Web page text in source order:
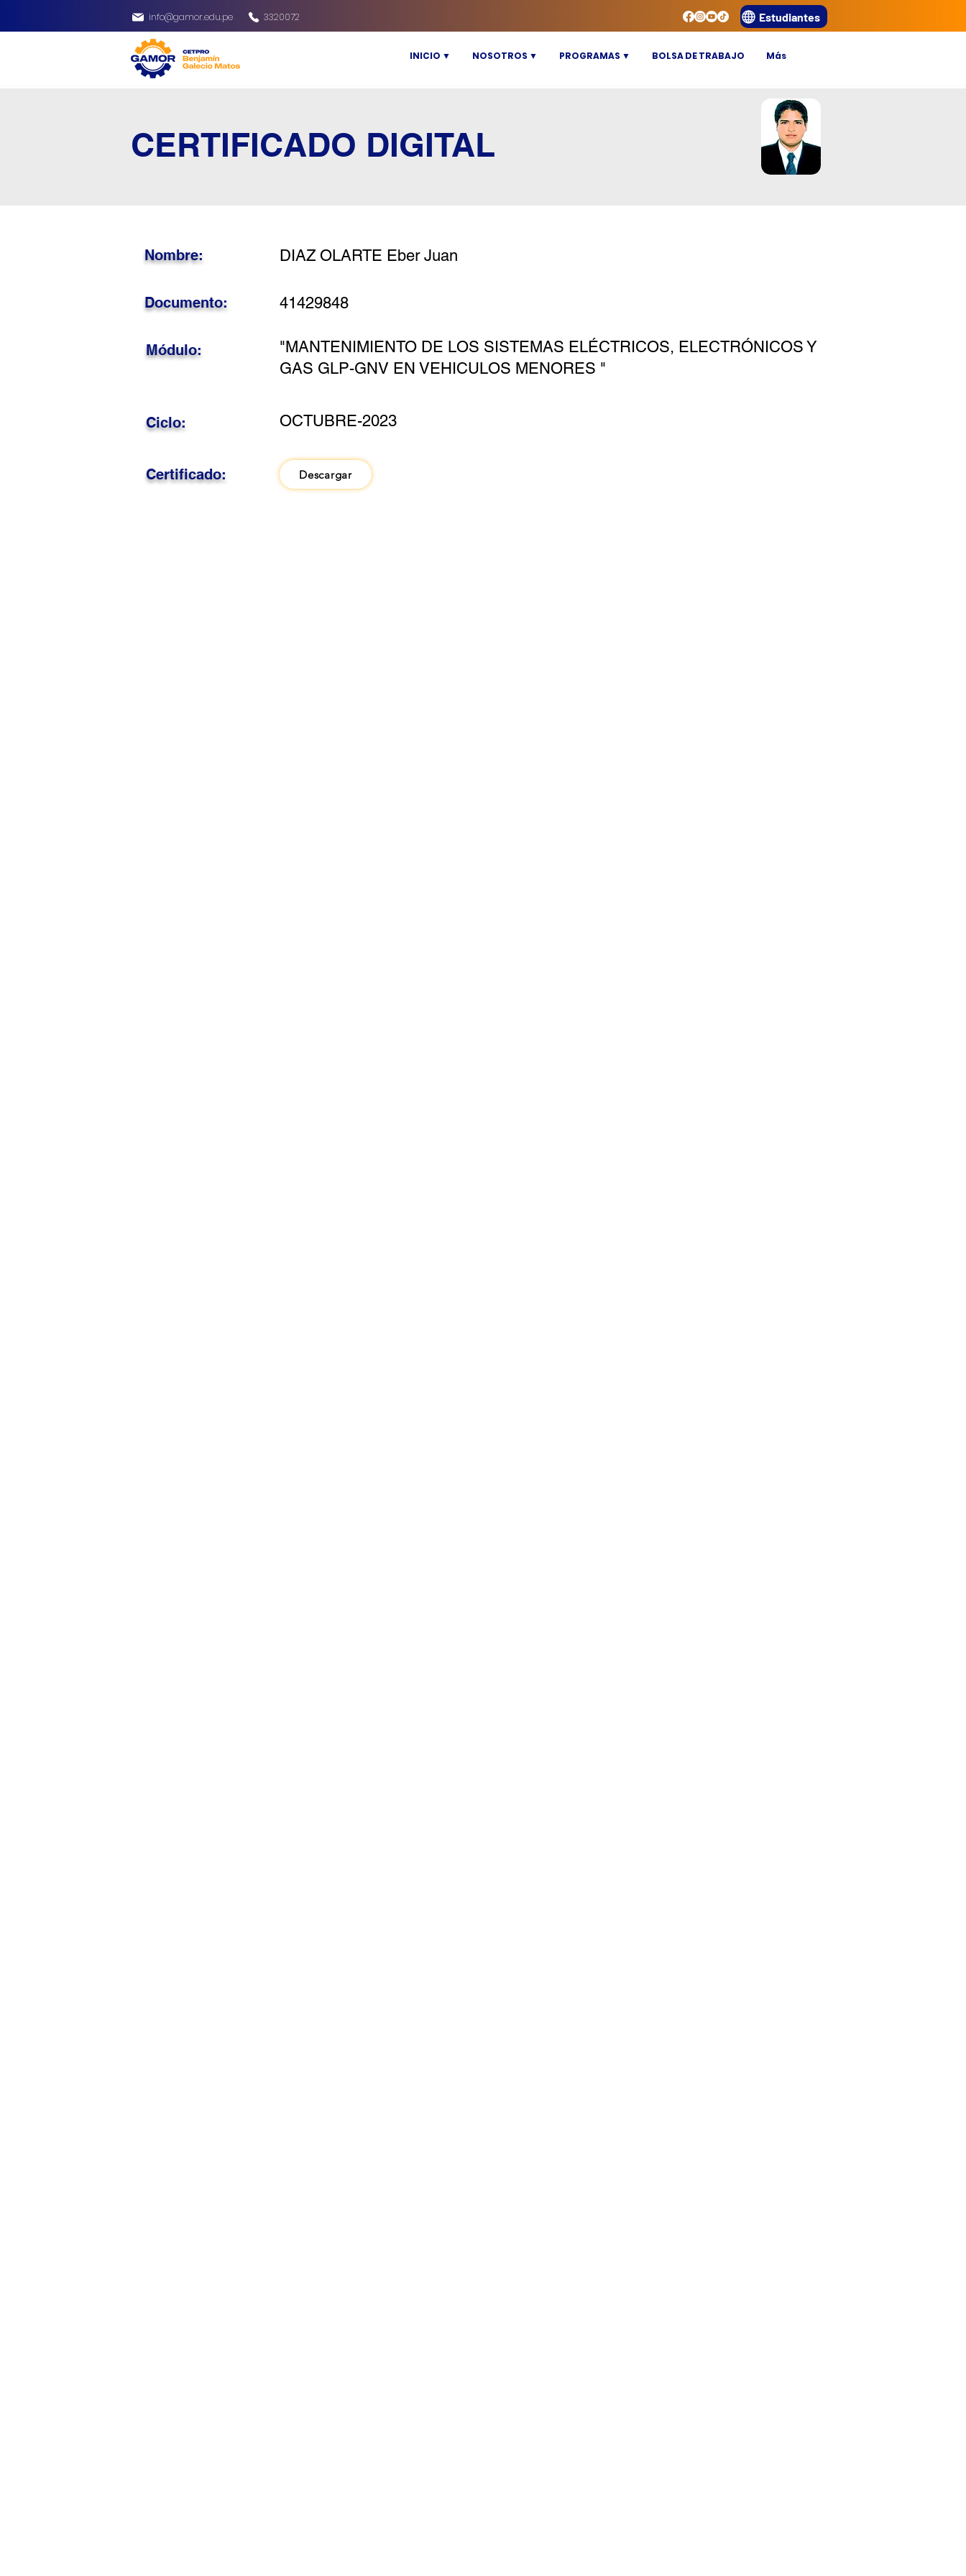
info@gamor.edu.pe 3320072 Estudiantes
INICIO ▼ NOSOTROS ▼ PROGRAMAS ▼ BOLSA DE TRABAJO Más
CERTIFICADO DIGITAL
DIAZ OLARTE Eber Juan
Nombre:
41429848
Documento:
"MANTENIMIENTO DE LOS SISTEMAS ELÉCTRICOS, ELECTRÓNICOS Y
GAS GLP-GNV EN VEHICULOS MENORES "
Módulo:
OCTUBRE-2023
Ciclo:
Certificado: Descargar